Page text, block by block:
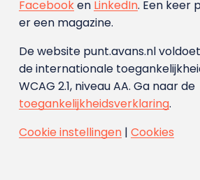
Facebooken LinkedIn. Een keer
er een magazine.
De website punt.avans.nl
de internationale
WCAG 2.1, niveau AA. Ga naar de
toegankelijkheidsverklaring.
Cookie instellingen| Cookies